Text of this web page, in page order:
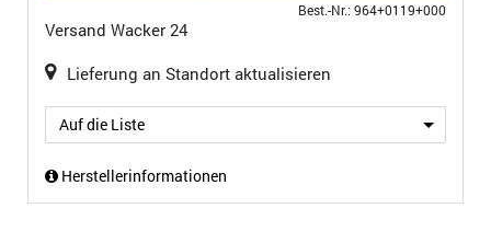
Best.-Nr.: 964+0119+000
Versand Wacker 24
Lieferung an Standort aktualisieren
Auf die Liste
Herstellerinformationen